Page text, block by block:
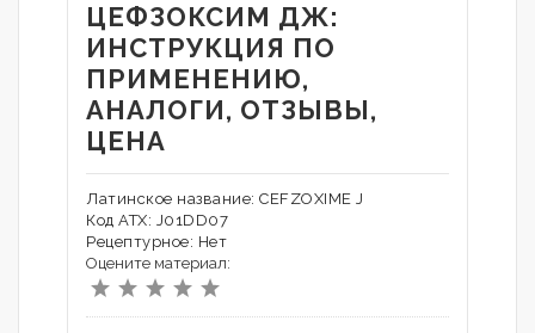
ЦЕФЗОКСИМ ДЖ:
ИНСТРУКЦИЯ ПО
ПРИМЕНЕНИЮ,
АНАЛОГИ, ОТЗЫВЫ,
ЦЕНА
Латинское название: CEFZOXIME J
Код АТХ: J01DD07
Рецептурное: Нет
Оцените материал: